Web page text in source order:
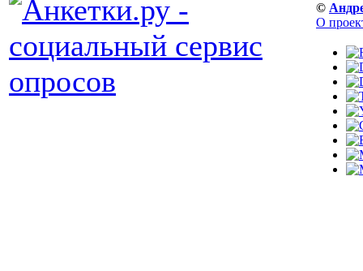
©
О